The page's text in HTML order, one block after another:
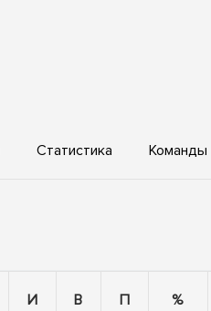
Статистика Команды
И В П %